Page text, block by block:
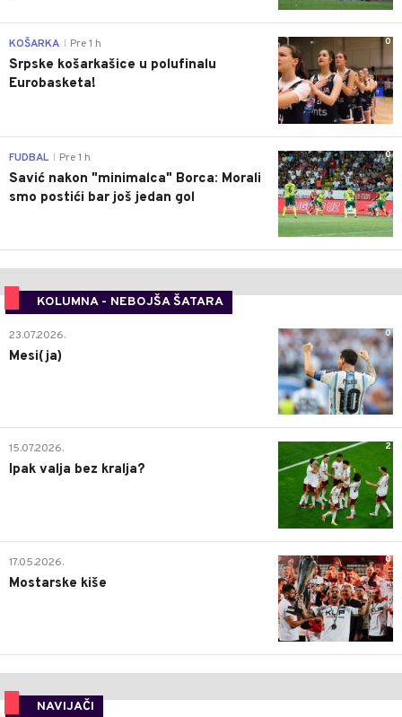
0
KOŠARKA Pre 1 h
Srpske košarkašice u polufinalu
Eurobasketa!
0
FUDBAL Pre 1 h
Savić nakon "minimalca" Borca: Morali
smo postići bar još jedan gol
KOLUMNA - NEBOJŠA ŠATARA
0
23.07.2026.
Mesi(ja)
2
15.07.2026.
Ipak valja bez kralja?
0
17.05.2026.
Mostarske kiše
NAVIJAČI